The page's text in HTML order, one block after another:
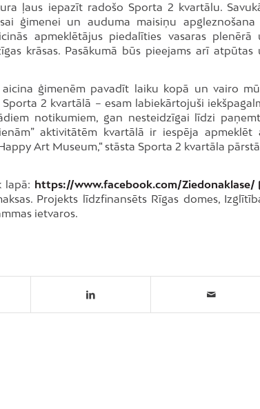
ļaus iepazīt radošo Sporta 2 kvartālu.
ģimenei un auduma maisiņu apgleznošana
apmeklētājus piedalīties vasaras plenērā
krāsas. Pasākumā būs pieejams arī atpūtas
ģimenēm pavadīt laiku kopā un vairo
2 kvartālā – esam labiekārtojuši
notikumiem, gan nesteidzīgai līdzi
aktivitātēm kvartālā ir iespēja apmeklēt
Art Museum,“ stāsta Sporta 2 kvartāla
lapā: https://www.facebook.com/Ziedonaklase/
Projekts līdzfinansēts Rīgas domes,
ietvaros.